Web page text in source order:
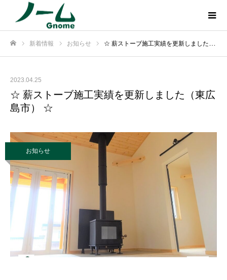
新着情報 お知らせ ☆ 薪ストーブ施工実績を更新しました（東広島市） ☆
2023.04.25
☆ 薪ストーブ施工実績を更新しました（東広
島市） ☆
お知らせ